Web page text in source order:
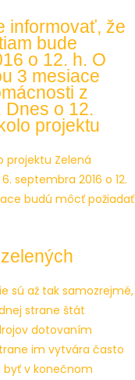
informovať, že
bude
o 12. h. O
3 mesiace
z
Dnes o 12.
projektu
projektu Zelená
septembra 2016 o 12.
budú môcť požiadať
sú až tak samozrejmé,
strane štát
dotovaním
im vytvára často
v konečnom